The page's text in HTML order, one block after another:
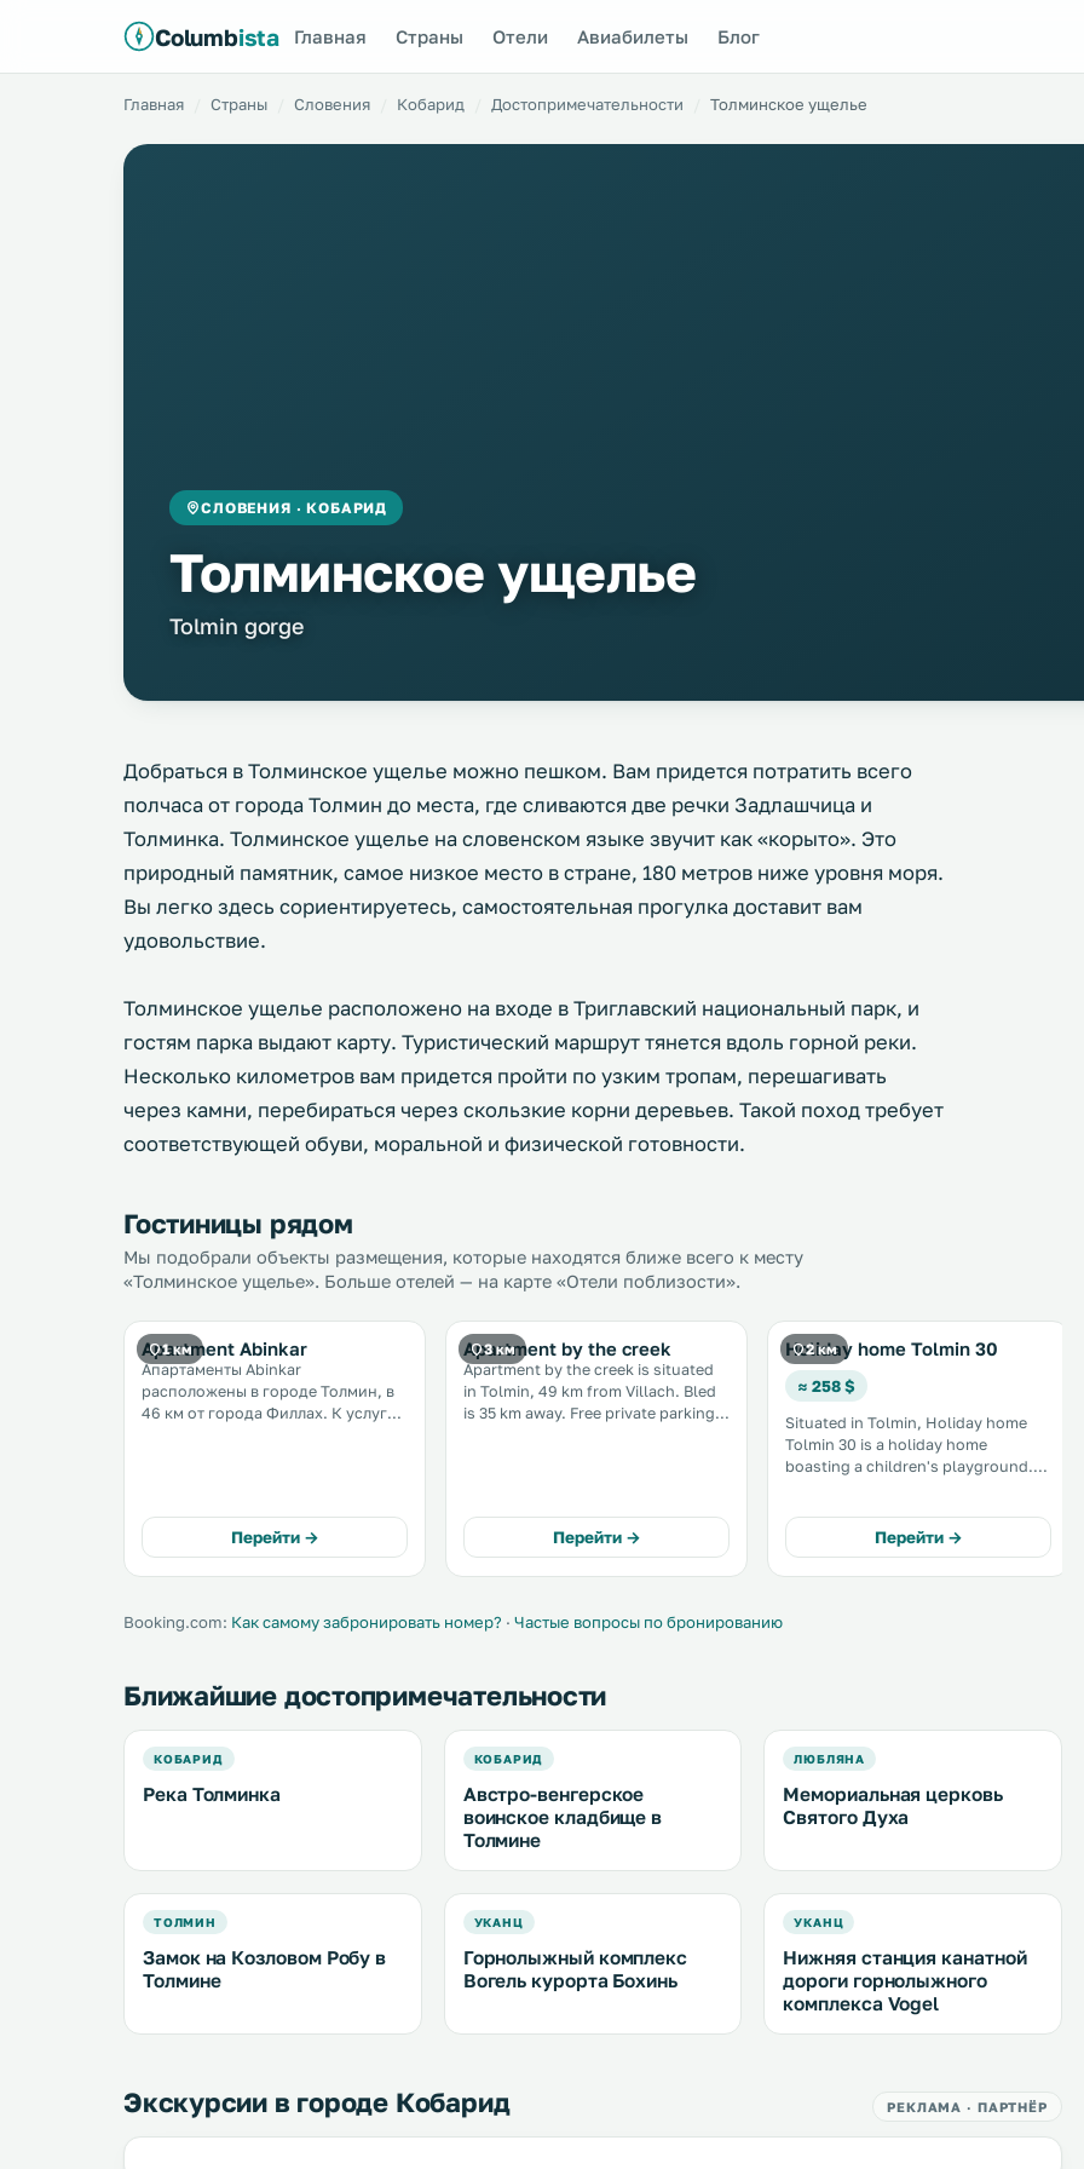
Columbista Главная Страны Отели Авиабилеты Блог
Главная Страны Словения Кобарид Достопримечательности Толминское ущелье
СЛОВЕНИЯ · КОБАРИД
Толминское ущелье
Tolmin gorge
Добраться в Толминское ущелье можно пешком. Вам придется потратить всего
полчаса от города Толмин до места, где сливаются две речки Задлашчица и
Толминка. Толминское ущелье на словенском языке звучит как «корыто». Это
природный памятник, самое низкое место в стране, 180 метров ниже уровня моря.
Вы легко здесь сориентируетесь, самостоятельная прогулка доставит вам
удовольствие.
Толминское ущелье расположено на входе в Триглавский национальный парк, и
гостям парка выдают карту. Туристический маршрут тянется вдоль горной реки.
Несколько километров вам придется пройти по узким тропам, перешагивать
через камни, перебираться через скользкие корни деревьев. Такой поход требует
соответствующей обуви, моральной и физической готовности.
Гостиницы рядом
Мы подобрали объекты размещения, которые находятся ближе всего к месту
«Толминское ущелье». Больше отелей — на карте «Отели поблизости».
1 км
Apartment Abinkar
Апартаменты Abinkar
расположены в городе Толмин, в
46 км от города Филлах. К услугам
Перейти →
3 км
Apartment by the creek
Apartment by the creek is situated
in Tolmin, 49 km from Villach. Bled
is 35 km away. Free private parking
Перейти →
2 км
Holiday home Tolmin 30
≈ 258 $
Situated in Tolmin, Holiday home
Tolmin 30 is a holiday home
boasting a children's playground.
Free WiFi is featured throughout the
property. .
Перейти →
Booking.com: Как самому забронировать номер? · Частые вопросы по бронированию
Ближайшие достопримечательности
КОБАРИД
Река Толминка
КОБАРИД
Австро-венгерское
воинское кладбище в
Толмине
ЛЮБЛЯНА
Мемориальная церковь
Святого Духа
ТОЛМИН
Замок на Козловом Робу в
Толмине
УКАНЦ
Горнолыжный комплекс
Вогель курорта Бохинь
УКАНЦ
Нижняя станция канатной
дороги горнолыжного
комплекса Vogel
Экскурсии в городе Кобарид РЕКЛАМА · ПАРТНЁР